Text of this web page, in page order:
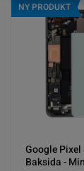
NY PRODUKT
Google Pixel
Baksida -